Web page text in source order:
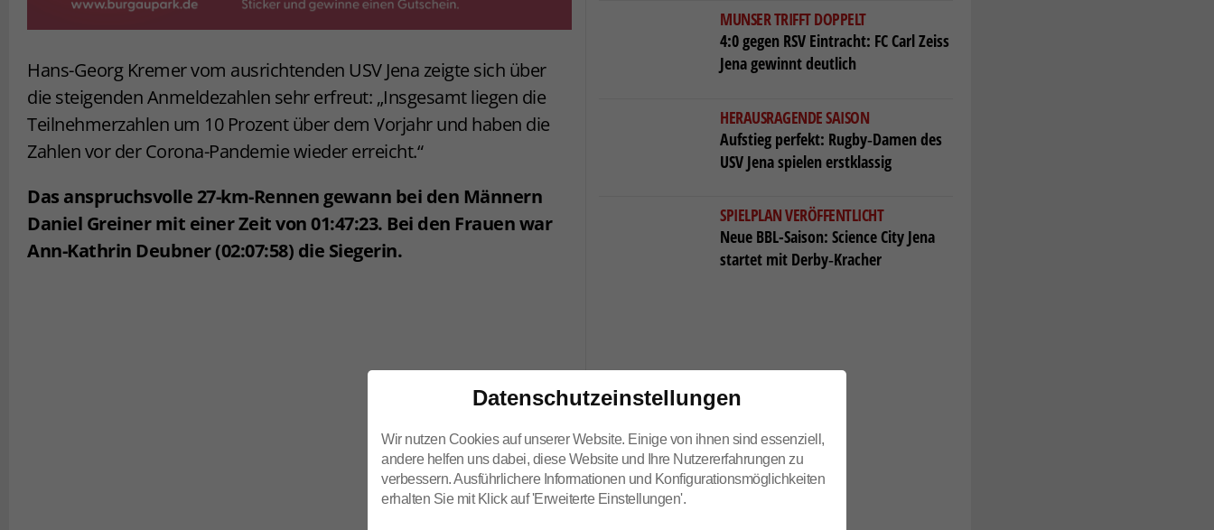
Hans-Georg Kremer vom ausrichtenden USV Jena zeigte sich über
die steigenden Anmeldezahlen sehr erfreut: „Insgesamt liegen die
Teilnehmerzahlen um 10 Prozent über dem Vorjahr und haben die
Zahlen vor der Corona-Pandemie wieder erreicht.“
Das anspruchsvolle 27-km-Rennen gewann bei den Männern
Daniel Greiner mit einer Zeit von 01:47:23. Bei den Frauen war
Ann-Kathrin Deubner (02:07:58) die Siegerin.
akzeptieren Sie das Setzen von Cookies des jeweiligen Video-
Weitere Informationen hierzu finden Sie in
Datenschutzerklärung.
MUNSER TRIFFT DOPPELT
4:0 gegen RSV Eintracht: FC Carl Zeiss
Jena gewinnt deutlich
HERAUSRAGENDE SAISON
Aufstieg perfekt: Rugby‑Damen des
USV Jena spielen erstklassig
SPIELPLAN VERÖFFENTLICHT
Neue BBL-Saison: Science City Jena
startet mit Derby‑Kracher
Datenschutzeinstellungen
Wir nutzen Cookies auf unserer Website. Einige von ihnen sind essenziell,
andere helfen uns dabei, diese Website und Ihre Nutzererfahrungen zu
verbessern. Ausführlichere Informationen und Konfigurationsmöglichkeiten
erhalten Sie mit Klick auf 'Erweiterte Einstellungen'.